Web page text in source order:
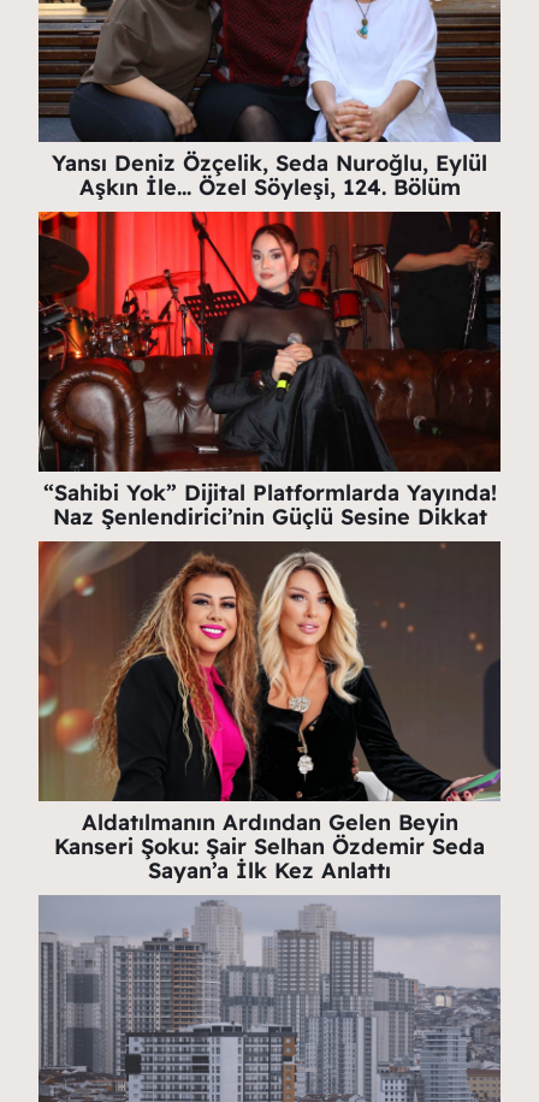
Yansı Deniz Özçelik, Seda Nuroğlu, Eylül
Aşkın İle… Özel Söyleşi, 124. Bölüm
“Sahibi Yok” Dijital Platformlarda Yayında!
Naz Şenlendirici’nin Güçlü Sesine Dikkat
Aldatılmanın Ardından Gelen Beyin
Kanseri Şoku: Şair Selhan Özdemir Seda
Sayan’a İlk Kez Anlattı